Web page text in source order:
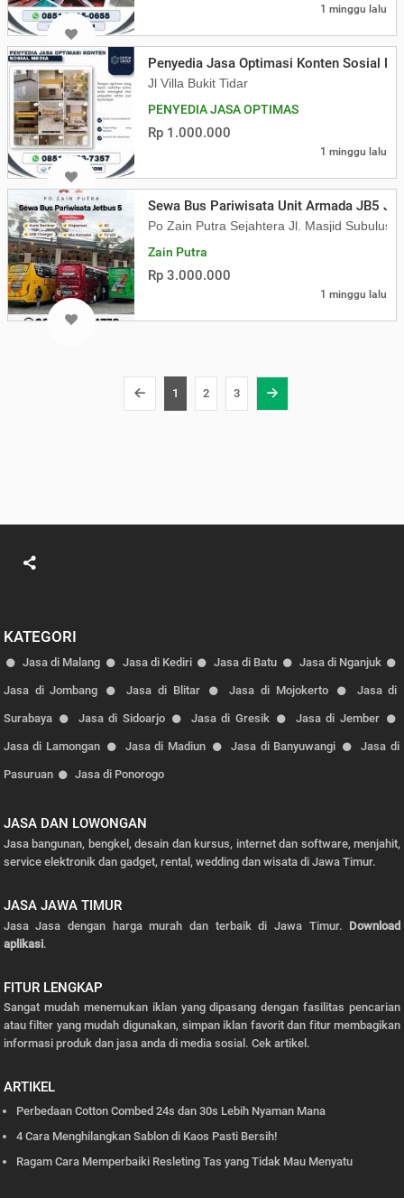
1 minggu lalu
Penyedia Jasa Optimasi Konten Sosial
Jl Villa Bukit Tidar
PENYEDIA JASA OPTIMAS
Rp 1.000.000
1 minggu lalu
Sewa Bus Pariwisata Unit Armada JB5
Po Zain Putra Sejahtera Jl. Masjid
Zain Putra
Rp 3.000.000
1 minggu lalu
1 2 3
KATEGORI
Jasa di Malang Jasa di Kediri Jasa di Batu Jasa di Nganjuk
Jasa di Jombang Jasa di Blitar Jasa di Mojokerto Jasa di
Surabaya Jasa di Sidoarjo Jasa di Gresik Jasa di Jember
Jasa di Lamongan Jasa di Madiun Jasa di Banyuwangi Jasa di
Pasuruan Jasa di Ponorogo
JASA DAN LOWONGAN
Jasa bangunan, bengkel, desain dan kursus, internet dan software, menjahit,
service elektronik dan gadget, rental, wedding dan wisata di Jawa Timur.
JASA JAWA TIMUR
Jasa Jasa dengan harga murah dan terbaik di Jawa Timur. Download
aplikasi.
FITUR LENGKAP
Sangat mudah menemukan iklan yang dipasang dengan fasilitas pencarian
atau filter yang mudah digunakan, simpan iklan favorit dan fitur membagikan
informasi produk dan jasa anda di media sosial. Cek artikel.
ARTIKEL
Perbedaan Cotton Combed 24s dan 30s Lebih Nyaman Mana
4 Cara Menghilangkan Sablon di Kaos Pasti Bersih!
Ragam Cara Memperbaiki Resleting Tas yang Tidak Mau Menyatu